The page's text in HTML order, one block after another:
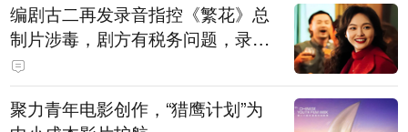
编剧古二再发录音指控《繁花》总
制片涉毒，剧方有税务问题，录音
中王家卫称“一点够了，要不然又要
出事”
聚力青年电影创作，“猎鹰计划”为